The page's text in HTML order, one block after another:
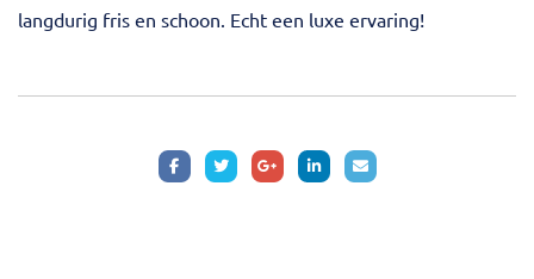
langdurig fris en schoon. Echt een luxe ervaring!